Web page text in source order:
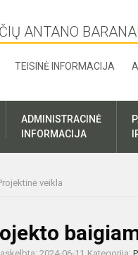
ANTANO
TEISINĖ INFORMACIJA
ADMINISTRACINĖ
INFORMACIJA
veikla